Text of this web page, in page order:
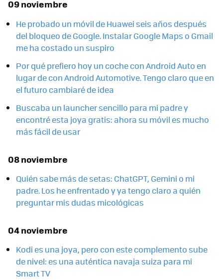
09 noviembre
He probado un móvil de Huawei seis años después
del bloqueo de Google. Instalar Google Maps o Gmail
me ha costado un suspiro
Por qué prefiero hoy un coche con Android Auto en
lugar de con Android Automotive. Tengo claro que en
el futuro cambiaré de idea
Buscaba un launcher sencillo para mi padre y
encontré esta joya gratis: ahora su móvil es mucho
más fácil de usar
08 noviembre
Quién sabe más de setas: ChatGPT, Gemini o mi
padre. Los he enfrentado y ya tengo claro a quién
preguntar mis dudas micológicas
04 noviembre
Kodi es una joya, pero con este complemento sube
de nivel: es una auténtica navaja suiza para mi
Smart TV